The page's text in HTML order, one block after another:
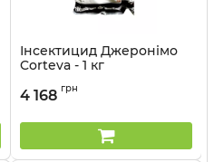
Інсектицид Джеронімо
Corteva - 1 кг
4 168 грн